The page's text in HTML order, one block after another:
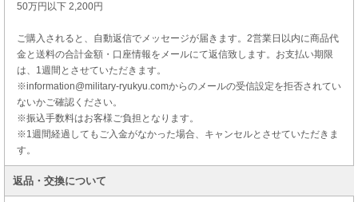
50万円以下 2,200円
ご購入されると、自動返信でメッセージが届きます。2営業日以内に商品代
金と送料の合計金額・口座情報をメールにて返信致します。お支払い期限
は、1週間とさせていただきます。
※information@military-ryukyu.comからのメールの受信設定を拒否されてい
ないかご確認ください。
※振込手数料はお客様ご負担となります。
※1週間経過してもご入金がなかった場合、キャンセルとさせていただきま
す。
返品・交換について